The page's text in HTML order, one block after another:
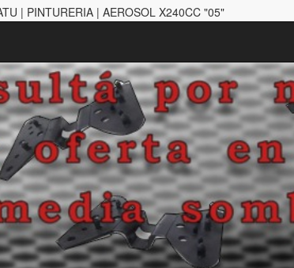
| PINTURERIA | AEROSOL X240CC "05"